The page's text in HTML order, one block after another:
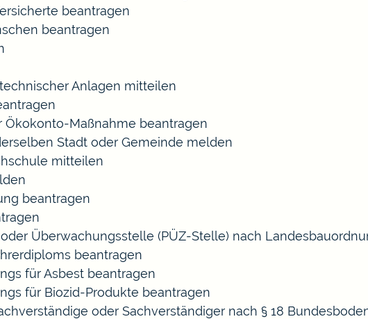
beantragen
beantragen
Anlagen mitteilen
Maßnahme beantragen
Stadt oder Gemeinde melden
mitteilen
beantragen
Überwachungsstelle (PÜZ-Stelle) nach
beantragen
für Asbest beantragen
für Biozid-Produkte beantragen
oder Sachverständiger nach § 18